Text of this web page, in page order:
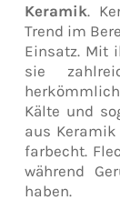
Keramik.
Trend im
Einsatz. Mit
sie
Kälte und
aus
farbecht.
während
haben.